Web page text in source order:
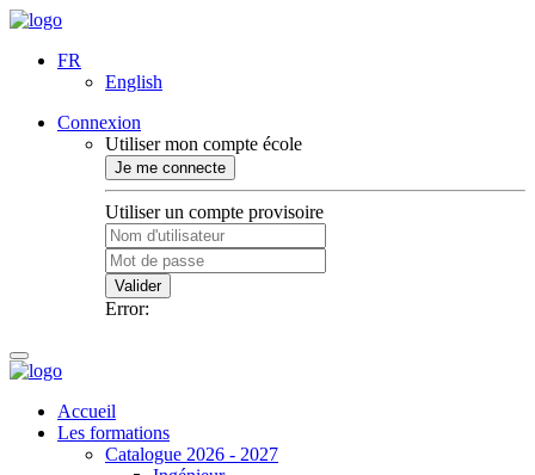
FR
English
Connexion
Utiliser mon compte école
Je me connecte
Utiliser un compte provisoire
Valider
Error:
Accueil
Les formations
Catalogue 2026 - 2027